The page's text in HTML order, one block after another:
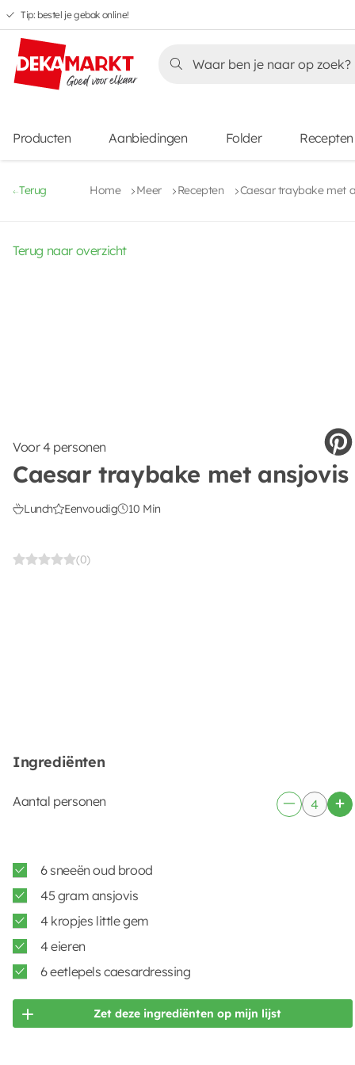
Overslaan
naar
hoofdnavigatie
Overslaan
naar
hoofdinhoud
Overslaan
naar
voettekstinhoud
Overslaan
naar
aanbiedingen
Tip: bestel je gebak online!
Producten Aanbiedingen Folder Recepten
Terug Home Meer Recepten Caesar traybake met
Terug naar overzicht
Voor 4 personen
Caesar traybake met ansjovis
Lunch Eenvoudig 10 Min
(0)
Ingrediënten
Aantal personen
6 sneeën oud brood
45 gram ansjovis
4 kropjes little gem
4 eieren
6 eetlepels caesardressing
Zet deze ingrediënten op mijn lijst